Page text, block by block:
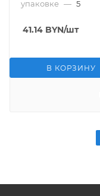
упаковке — 5
41.14 BYN/шт
В КОРЗИНУ